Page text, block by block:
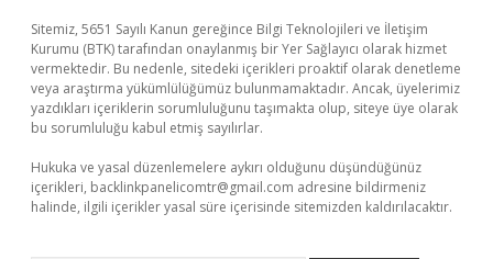
Sitemiz, 5651 Sayılı Kanun gereğince Bilgi Teknolojileri ve İletişim
Kurumu (BTK) tarafından onaylanmış bir Yer Sağlayıcı olarak hizmet
vermektedir. Bu nedenle, sitedeki içerikleri proaktif olarak denetleme
veya araştırma yükümlülüğümüz bulunmamaktadır. Ancak, üyelerimiz
yazdıkları içeriklerin sorumluluğunu taşımakta olup, siteye üye olarak
bu sorumluluğu kabul etmiş sayılırlar.
Hukuka ve yasal düzenlemelere aykırı olduğunu düşündüğünüz
içerikleri, backlinkpanelicomtr@gmail.com adresine bildirmeniz
halinde, ilgili içerikler yasal süre içerisinde sitemizden kaldırılacaktır.